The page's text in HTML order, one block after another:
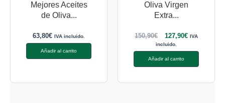
Mejores Aceites
de Oliva...
63,80€ IVA incluido.
Añadir al carrito
Oliva Virgen
Extra...
150,90€ 127,90€ IVA
incluido.
Añadir al carrito